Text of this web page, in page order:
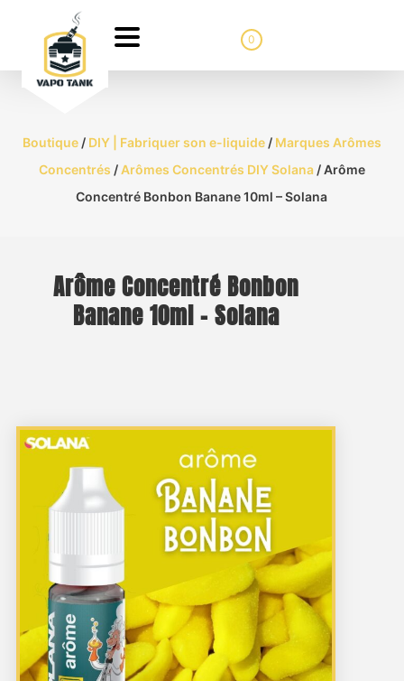
0
Boutique/ DIY | Fabriquer son e-liquide/ Marques Arômes
Concentrés / Arômes Concentrés DIY Solana/ Arôme
Concentré Bonbon Banane 10ml – Solana
Arôme Concentré Bonbon
Banane 10ml – Solana